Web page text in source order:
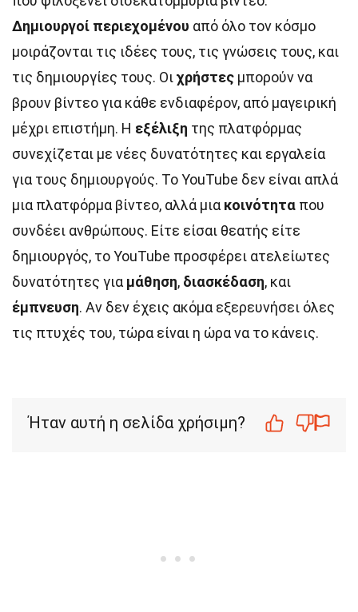
Δημιουργοί περιεχομένου από όλο τον κόσμο
μοιράζονται τις ιδέες τους, τις γνώσεις τους, και
τις δημιουργίες τους. Οιχρήστες μπορούν να
βρουν βίντεο για κάθε ενδιαφέρον, από μαγειρική
μέχρι επιστήμη. Η εξέλιξη της πλατφόρμας
συνεχίζεται με νέες δυνατότητες και εργαλεία
για τους δημιουργούς. Το YouTube δεν είναι απλά
μια πλατφόρμα βίντεο, αλλά μια κοινότητα που
συνδέει ανθρώπους. Είτε είσαι θεατής είτε
δημιουργός, το YouTube προσφέρει ατελείωτες
δυνατότητες για μάθηση, διασκέδαση, και
έμπνευση. Αν δεν έχεις ακόμα εξερευνήσει όλες
τις πτυχές του, τώρα είναι η ώρα να το κάνεις.
Ήταν αυτή η σελίδα χρήσιμη?